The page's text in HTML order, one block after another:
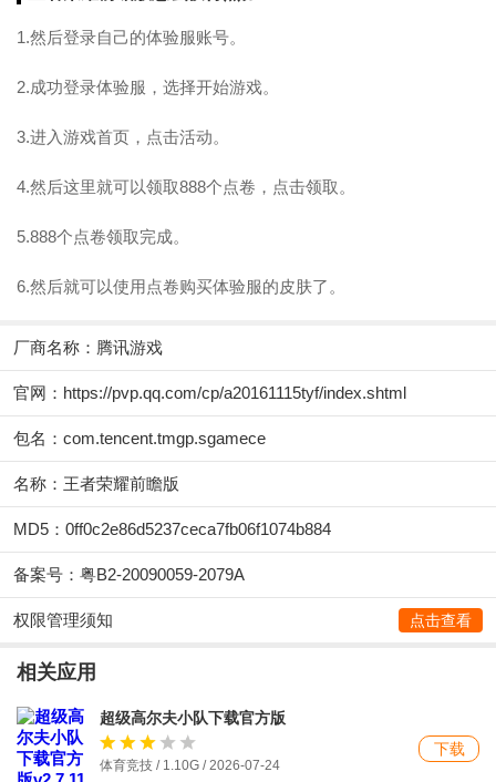
1.然后登录自己的体验服账号。
2.成功登录体验服，选择开始游戏。
3.进入游戏首页，点击活动。
4.然后这里就可以领取888个点卷，点击领取。
5.888个点卷领取完成。
6.然后就可以使用点卷购买体验服的皮肤了。
厂商名称： 腾讯游戏
官网： https://pvp.qq.com/cp/a20161115tyf/index.shtml
包名：com.tencent.tmgp.sgamece
名称：王者荣耀前瞻版
MD5：0ff0c2e86d5237ceca7fb06f1074b884
备案号：粤B2-20090059-2079A
权限管理须知 点击查看
相关应用
超级高尔夫小队下载官方版
体育竞技 / 1.10G / 2026-07-24
下载